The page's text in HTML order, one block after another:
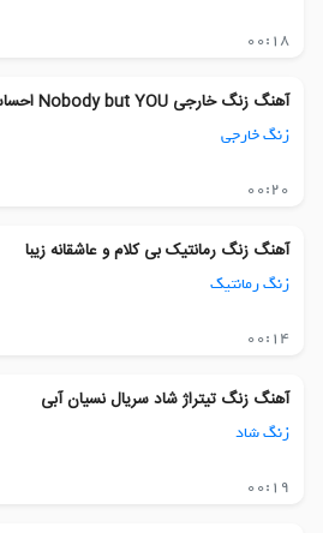
00:18
آهنگ زنگ خارجی Nobody but YOU احساسی
زنگ خارجی
00:20
آهنگ زنگ رمانتیک بی کلام و عاشقانه زیبا
زنگ رمانتیک
00:14
آهنگ زنگ تیتراژ شاد سریال نسیان آبی
زنگ شاد
00:19